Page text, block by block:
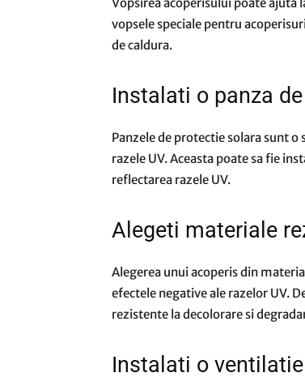
vopsele speciale pentru
de caldura.
Instalati o panza
Panzele de protectie solara sunt
razele UV. Aceasta poate sa fie
reflectarea razele UV.
Alegeti materiale
Alegerea unui acoperis din
efectele negative ale razelor UV.
rezistente la decolorare si
Instalati o